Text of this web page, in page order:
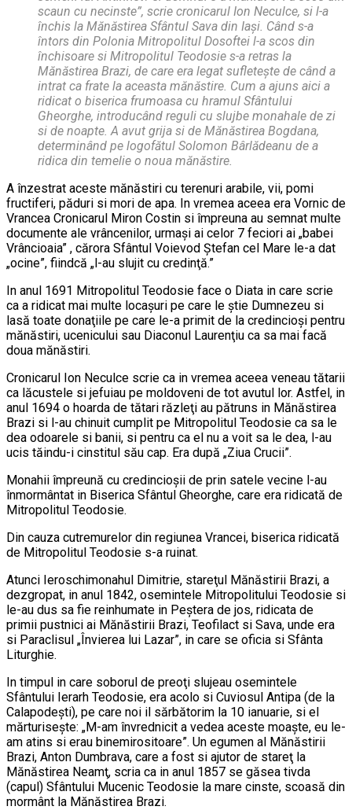
scaun cu necinste”, scrie cronicarul Ion Neculce, si l-a
închis la Mănăstirea Sfântul Sava din Iaşi. Când s-a
întors din Polonia Mitropolitul Dosoftei l-a scos din
închisoare si Mitropolitul Teodosie s-a retras la
Mănăstirea Brazi, de care era legat sufleteşte de când a
intrat ca frate la aceasta mănăstire. Cum a ajuns aici a
ridicat o biserica frumoasa cu hramul Sfântului
Gheorghe, introducând reguli cu slujbe monahale de zi
si de noapte. A avut grija si de Mănăstirea Bogdana,
determinând pe logofătul Solomon Bârlădeanu de a
ridica din temelie o noua mănăstire.
A înzestrat aceste mănăstiri cu terenuri arabile, vii, pomi
fructiferi, păduri si mori de apa. In vremea aceea era Vornic de
Vrancea Cronicarul Miron Costin si împreuna au semnat multe
documente ale vrâncenilor, urmaşi ai celor 7 feciori ai „babei
Vrâncioaia” , cărora Sfântul Voievod Ştefan cel Mare le-a dat
„ocine”, fiindcă „l-au slujit cu credinţă.”
In anul 1691 Mitropolitul Teodosie face o Diata in care scrie
ca a ridicat mai multe locaşuri pe care le ştie Dumnezeu si
lasă toate donaţiile pe care le-a primit de la credincioşi pentru
mănăstiri, ucenicului sau Diaconul Laurenţiu ca sa mai facă
doua mănăstiri.
Cronicarul Ion Neculce scrie ca in vremea aceea veneau tătarii
ca lăcustele si jefuiau pe moldoveni de tot avutul lor. Astfel, in
anul 1694 o hoarda de tătari răzleţi au pătruns in Mănăstirea
Brazi si l-au chinuit cumplit pe Mitropolitul Teodosie ca sa le
dea odoarele si banii, si pentru ca el nu a voit sa le dea, l-au
ucis tăindu-i cinstitul său cap. Era după „Ziua Crucii”.
Monahii împreună cu credincioşii de prin satele vecine l-au
înmormântat in Biserica Sfântul Gheorghe, care era ridicată de
Mitropolitul Teodosie.
Din cauza cutremurelor din regiunea Vrancei, biserica ridicată
de Mitropolitul Teodosie s-a ruinat.
Atunci Ieroschimonahul Dimitrie, stareţul Mănăstirii Brazi, a
dezgropat, in anul 1842, osemintele Mitropolitului Teodosie si
le-au dus sa fie reinhumate in Peştera de jos, ridicata de
primii pustnici ai Mănăstirii Brazi, Teofilact si Sava, unde era
si Paraclisul „Învierea lui Lazar”, in care se oficia si Sfânta
Liturghie.
In timpul in care soborul de preoţi slujeau osemintele
Sfântului Ierarh Teodosie, era acolo si Cuviosul Antipa (de la
Calapodeşti), pe care noi il sărbătorim la 10 ianuarie, si el
mărturiseşte: „M-am învrednicit a vedea aceste moaşte, eu le-
am atins si erau binemirositoare”. Un egumen al Mănăstirii
Brazi, Anton Dumbrava, care a fost si ajutor de stareţ la
Mănăstirea Neamţ, scria ca in anul 1857 se găsea tivda
(capul) Sfântului Mucenic Teodosie la mare cinste, scoasă din
mormânt la Mănăstirea Brazi.